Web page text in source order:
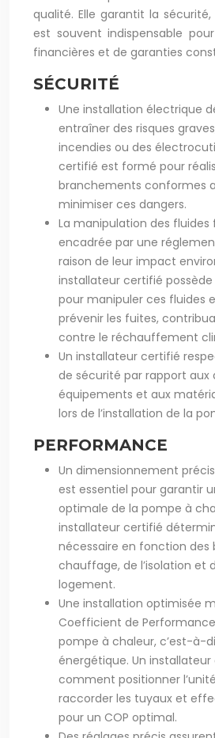
qualité. Elle garantit la
est souvent indispensable
financières et de garanties
SÉCURITÉ
Une installation électrique
entraîner des risques
incendies ou des
certifié est formé pour
branchements conformes
minimiser ces dangers.
La manipulation des fluides
encadrée par une
raison de leur impact
installateur certifié
pour manipuler ces fluides
prévenir les fuites,
contre le réchauffement
Un installateur certifié
de sécurité par rapport aux
équipements et aux
lors de l’installation de la
PERFORMANCE
Un dimensionnement
est essentiel pour garantir
optimale de la pompe à
installateur certifié
nécessaire en fonction des
chauffage, de l’isolation et
logement.
Une installation optimisée
Coefficient de
pompe à chaleur, c’est-à-
énergétique. Un
comment positionner
raccorder les tuyaux et
pour un COP optimal.